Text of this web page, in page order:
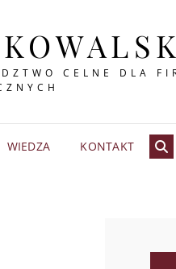
CELNE DLA
WIEDZA KONTAKT